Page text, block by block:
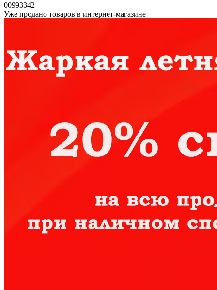
00993342
Уже продано товаров в интернет-магазине